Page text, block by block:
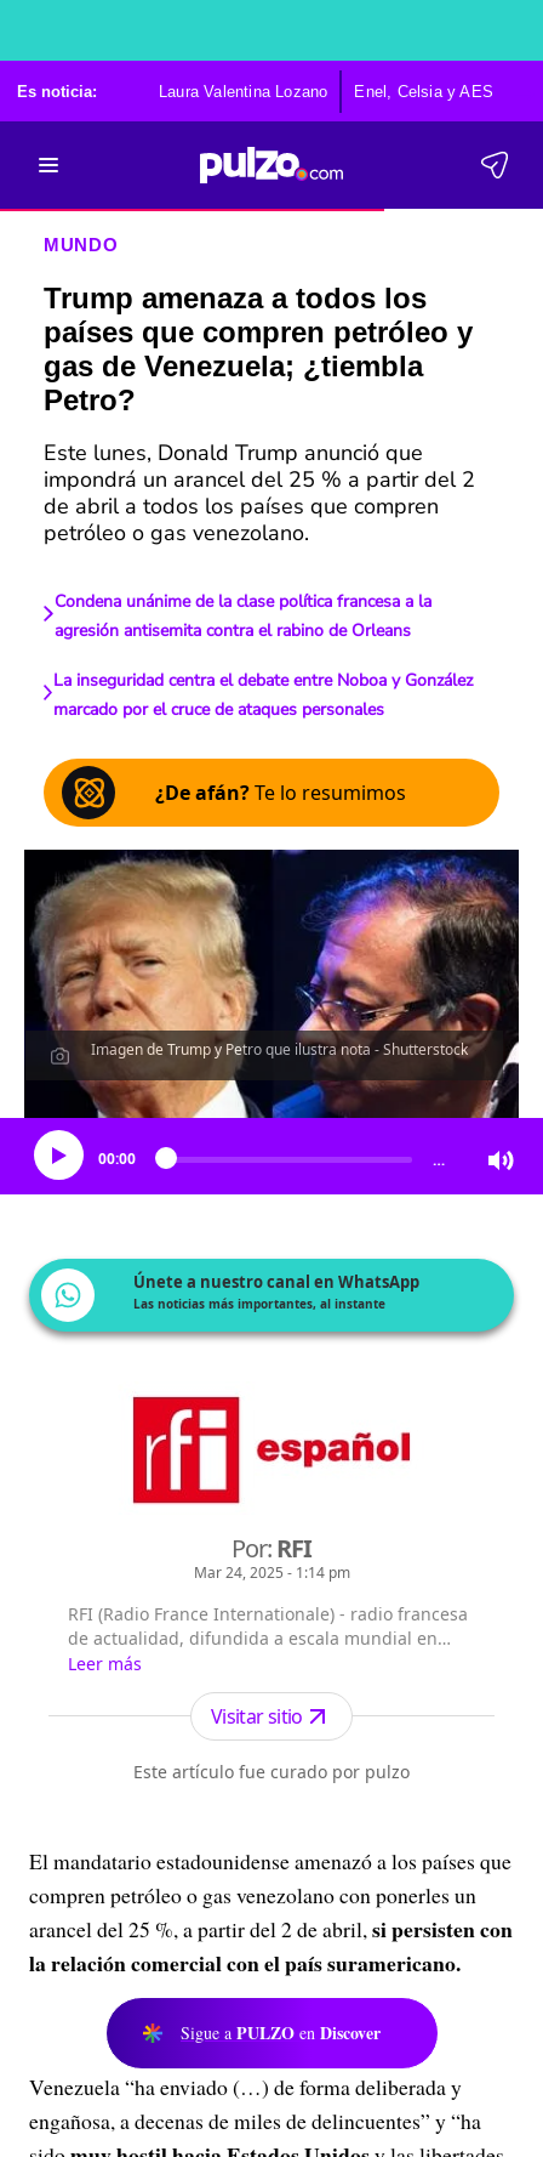
Es noticia: Laura Valentina Lozano Enel, Celsia y AES
MUNDO
Trump amenaza a todos los
países que compren petróleo y
gas de Venezuela; ¿tiembla
Petro?
Este lunes, Donald Trump anunció que
impondrá un arancel del 25 % a partir del 2
de abril a todos los países que compren
petróleo o gas venezolano.
Condena unánime de la clase política francesa a la
agresión antisemita contra el rabino de Orleans
La inseguridad centra el debate entre Noboa y González
marcado por el cruce de ataques personales
¿De afán?Te lo resumimos
Imagen de Trump y Petro que ilustra nota - Shutterstock
Escucha el artículo
00:00 …
Únete a nuestro canal en WhatsApp
Las noticias más importantes, al instante
Por:RFI
Mar 24, 2025 - 1:14 pm
RFI (Radio France Internationale) - radio francesa
de actualidad, difundida a escala mundial en
francés y en 15 idiomas más*, mediante 156
repetidores de FM en ondas medias y cortas en
una treintena de satélites a destino de los cinco
continentes, en Internet y en aplicaciones
conectadas, que cuenta con más de 2.000 radios
asociadas que emiten sus progra...
Leer más
Visitar sitio
Este artículo fue curado por pulzo
El mandatario estadounidense amenazó a los países que
compren petróleo o gas venezolano con ponerles un
arancel del 25 %, a partir del 2 de abril,si persisten con
la relación comercial con el país suramericano.
Sigue a PULZO en Discover
Venezuela “ha enviado (…) de forma deliberada y
engañosa, a decenas de miles de delincuentes” y “ha